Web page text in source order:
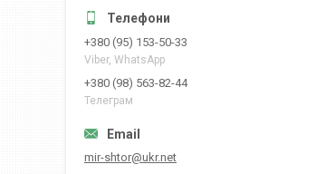
+380 (95) 153-50-33
Viber, WhatsApp
+380 (98) 563-82-44
Телеграм
mir-shtor@ukr.net